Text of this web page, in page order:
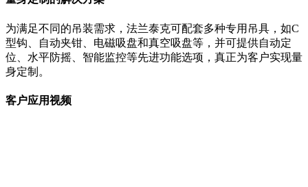
为满足不同的吊装需求，法兰泰克可配套多种专用吊具，如C
型钩、自动夹钳、电磁吸盘和真空吸盘等，并可提供自动定
位、水平防摇、智能监控等先进功能选项，真正为客户实现量
身定制。
客户应用视频